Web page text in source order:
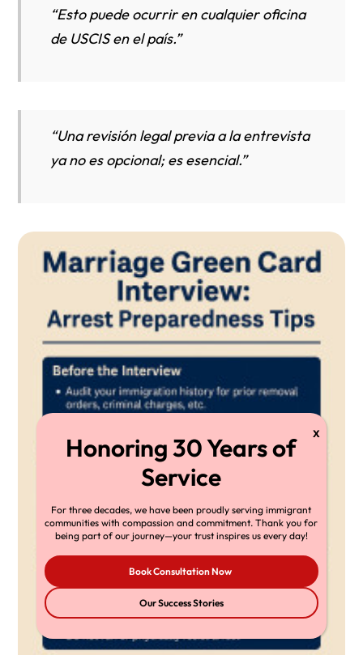
“Esto puede ocurrir en cualquier oficina
de USCIS en el país.”
“Una revisión legal previa a la entrevista
ya no es opcional; es esencial.”
For three decades, we have been proudly serving immigrant
communities with compassion and commitment. Thank you for
being part of our journey—your trust inspires us every day!
Book Consultation Now
Our Success Stories